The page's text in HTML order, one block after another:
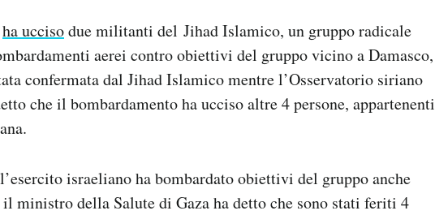
ha uccisodue militanti del Jihad Islamico, un gruppo radicale
aerei contro obiettivi del gruppo vicino a Damasco,
confermata dal Jihad Islamico mentre l’Osservatorio siriano
che il bombardamento ha ucciso altre 4 persone, appartenenti
israeliano ha bombardato obiettivi del gruppo anche
ministro della Salute di Gaza ha detto che sono stati feriti 4